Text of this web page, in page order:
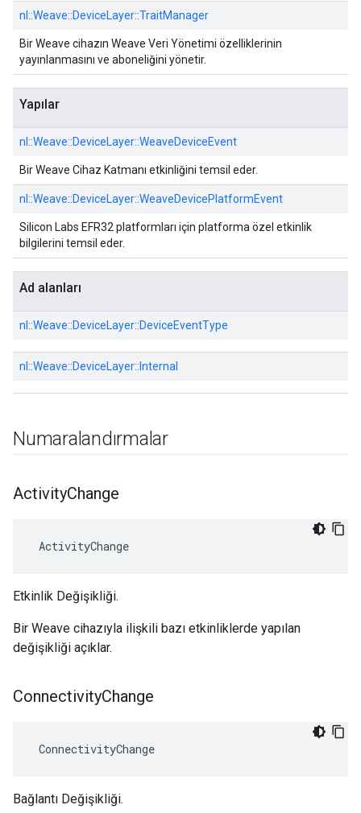
nl::Weave::DeviceLayer::TraitManager
Bir Weave cihazın Weave Veri Yönetimi özelliklerinin
yayınlanmasını ve aboneliğini yönetir.
Yapılar
nl::Weave::DeviceLayer::WeaveDeviceEvent
Bir Weave Cihaz Katmanı etkinliğini temsil eder.
nl::Weave::DeviceLayer::WeaveDevicePlatformEvent
Silicon Labs EFR32 platformları için platforma özel etkinlik
bilgilerini temsil eder.
Ad alanları
nl::Weave::DeviceLayer::DeviceEventType
nl::Weave::DeviceLayer:: Internal
Numaralandırmalar
ActivityChange
ActivityChange
Etkinlik Değişikliği.
Bir Weave cihazıyla ilişkili bazı etkinliklerde yapılan
değişikliği açıklar.
ConnectivityChange
ConnectivityChange
Bağlantı Değişikliği.